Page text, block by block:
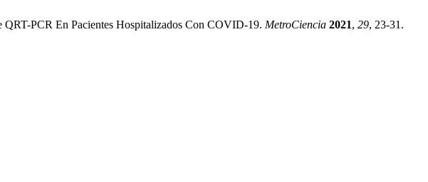
PCR En Pacientes Hospitalizados Con COVID-19. MetroCiencia 2021, 29, 23-31.